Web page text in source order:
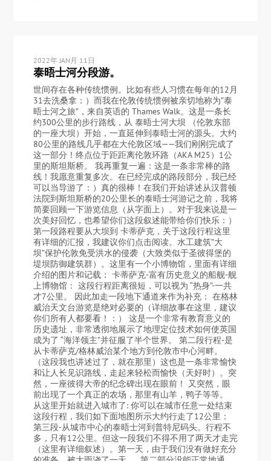
2022年 JAN月 11日
泰晤士河分段游。
世间存在各种传统惯例。比如有些人习惯在每年的12月
31去洗桑拿：）而我在伦敦传统惯例被亲切地称为”泰
晤士河之旅”，来自英语的 Thames Walk。这是一条长
约300公里的步行路线，从 泰晤士河大坝 （伦敦东部
的一座大坝）开始，一直延伸到泰晤士河的源头。大约
80公里的路线几乎都在大伦敦区域——我们刚刚完成了
这一部分！终点位于距距离伦敦环路（AKA M25）1公
里的斯坦斯桥。 我再重复一遍：这是一条非常棒的路
线！我愿意重复多次。在已经完成的路段部分，我已经
可以当导游了：）真的很棒！在我们开始讲述从汉普顿
法院到斯坦斯桥的20公里长的泰晤士河游记之前，我将
简要回顾一下游览信息（从字面上）。对于我来说是一
次美好回忆，也希望你们这段叙述能带给你们快乐：）
第一段路程要从大坝到 卡蒂萨克，关于这段行程这里
有详细的汇报，我建议你们点击阅读。水工建筑”大
坝”保护伦敦免受洪水的侵袭（大致类似于圣彼得堡的
堤坝防御建筑群）。这里有一个小博物馆，里面有详细
介绍的图片和记载： 卡蒂萨克-富有历史意义的船舰-舰
上博物馆： 这段行程距离很短，可以视为 “热身”-一共
才7公里。 因此加走一段地下通道来作为补充： 在格林
威治天文台游览是绝对必要的（详细故事在这里，建议
你们所有人都要看！：） 这是一个非常有教育意义的
历史遗址，非常透彻地展示了地理定位技术如何使英国
成为了 “海洋领主”并征服了半个世界。 第二段行程-是
从卡蒂萨克/格林威治某个地方到伦敦市中心河畔。
（这段我也讲述过了，就在那里）这也是一条非常愉快
和让人长见识路线，走起来轻松而愉快（天好时）。突
然，一座彼得大帝的纪念碑出现在眼前！ 又突然，眼
前出现了一个真正的农场，那里有山羊，鸭子等等。
从这里开始就进入城市了: 你可以在城市任意一处结束
这段行程，我们如下面地图所示大约行走了12公里：
第三段-从城市中心的泰晤士河到普特尼码头。行程不
多，只有12公里。但这一段我们不得不用了两天才走完
（这里有详细叙述）。第一天，由于我们没有做好充分